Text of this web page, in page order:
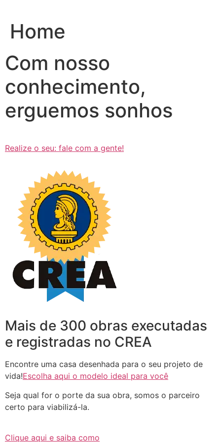
conteúdo
Home
Com nosso
conhecimento,
erguemos sonhos
Realize o seu: fale com a gente!
Mais de 300 obras executadas
e registradas no CREA
Encontre uma casa desenhada para o seu projeto de
vida!Escolha aqui o modelo ideal para você
Seja qual for o porte da sua obra, somos o parceiro
certo para viabilizá-la.
Clique aqui e saiba como